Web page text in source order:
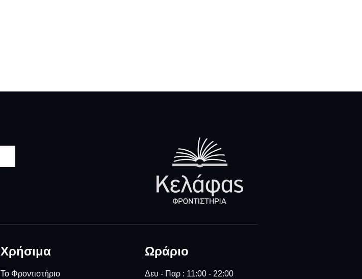
Χρήσιμα
Το Φροντιστήριο
Ωράριο
Δευ - Παρ : 11:00 - 22:00